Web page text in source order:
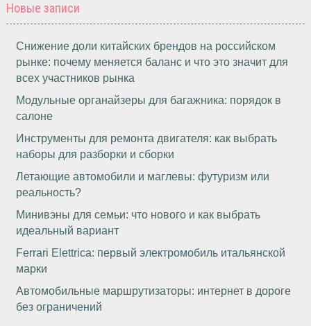
Новые записи
Снижение доли китайских брендов на российском
рынке: почему меняется баланс и что это значит для
всех участников рынка
Модульные органайзеры для багажника: порядок в
салоне
Инструменты для ремонта двигателя: как выбрать
наборы для разборки и сборки
Летающие автомобили и маглевы: футуризм или
реальность?
Минивэны для семьи: что нового и как выбрать
идеальный вариант
Ferrari Elettrica: первый электромобиль итальянской
марки
Автомобильные маршрутизаторы: интернет в дороге
без ограничений